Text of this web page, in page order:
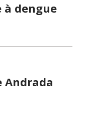
à dengue
Andrada